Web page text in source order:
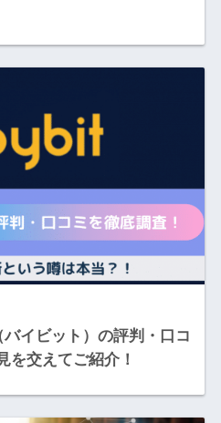
バイビット）の評判・口コ
を交えてご紹介！